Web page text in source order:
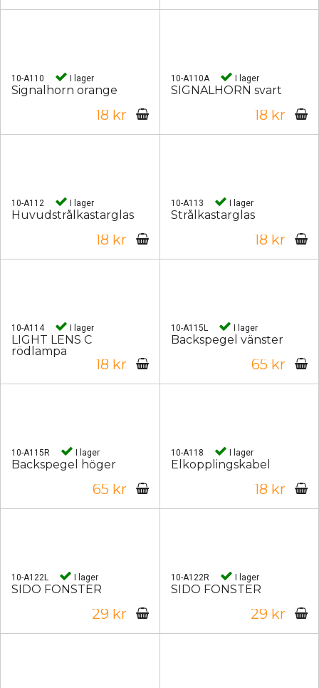
10-A110 I lager
Signalhorn orange
18 kr
10-A110A I lager
SIGNALHORN svart
18 kr
10-A112 I lager
Huvudstrålkastarglas
18 kr
10-A113 I lager
Strålkastarglas
18 kr
10-A114 I lager
LIGHT LENS C
rödlampa
18 kr
10-A115L I lager
Backspegel vänster
65 kr
10-A115R I lager
Backspegel höger
65 kr
10-A118 I lager
Elkopplingskabel
18 kr
10-A122L I lager
SIDO FÖNSTER
29 kr
10-A122R I lager
SIDO FÖNSTER
29 kr